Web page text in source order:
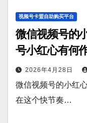
视频号卡盟自助购买平台
微信视频号的
号小红心有何
2026年4月28日
微信视频号的小红
在这个快节奏…